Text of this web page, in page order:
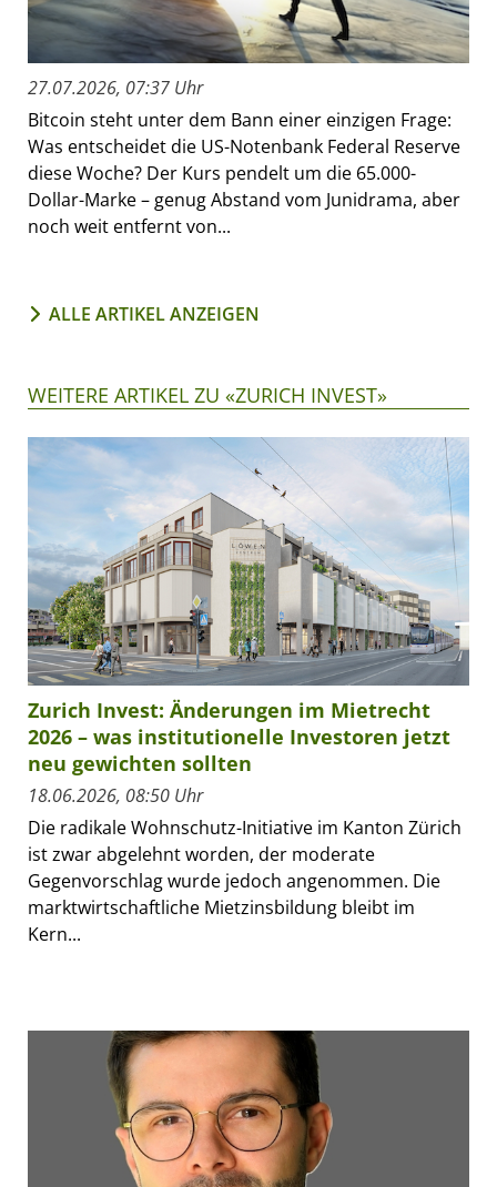
27.07.2026, 07:37 Uhr
Bitcoin steht unter dem Bann einer einzigen Frage:
Was entscheidet die US-Notenbank Federal Reserve
diese Woche? Der Kurs pendelt um die 65.000-
Dollar-Marke – genug Abstand vom Junidrama, aber
noch weit entfernt von...
ALLE ARTIKEL ANZEIGEN
WEITERE ARTIKEL ZU «ZURICH INVEST»
Zurich Invest: Änderungen im Mietrecht
2026 – was institutionelle Investoren jetzt
neu gewichten sollten
18.06.2026, 08:50 Uhr
Die radikale Wohnschutz-Initiative im Kanton Zürich
ist zwar abgelehnt worden, der moderate
Gegenvorschlag wurde jedoch angenommen. Die
marktwirtschaftliche Mietzinsbildung bleibt im
Kern...